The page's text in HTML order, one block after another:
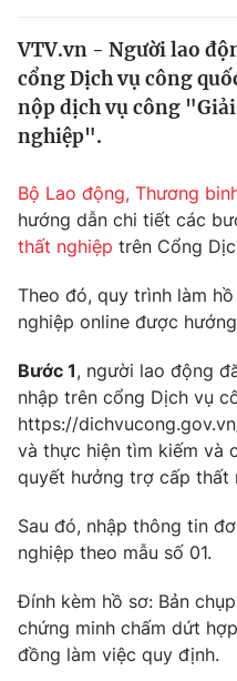
Thế giới
Tin tức
Câu chuyện quốc tế
Kinh tế
Tài chính
Thị trường
Góc doanh nghiệp
Dữ liệu và đời sống
Truyền hình
Phim VTV
Hậu trường
Nhân vật
Khán giả
Điện ảnh
Âm nhạc
Sao
Đời sống
Du lịch
Chất lượng cuộc sống
Giáo dục
Tuyển sinh
Học trực tuyến
Công nghệ
Sản phẩm
Giao lưu trực tuyến
Lịch phát sóng
VTV.vn - Người lao
cổng Dịch vụ công
nộp dịch vụ công
nghiệp".
Bộ Lao động, Thương
hướng dẫn chi tiết các
thất nghiệp trên Cổng
Theo đó, quy trình làm
nghiệp online được
Bước 1, người lao động
nhập trên cổng Dịch vụ
https://
và thực hiện tìm kiếm và
quyết hưởng trợ cấp thất
Sau đó, nhập thông tin
nghiệp theo mẫu số 01.
Đính kèm hồ sơ: Bản
chứng minh chấm dứt
đồng làm việc quy định.